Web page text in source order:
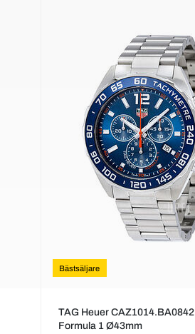
Bästsäljare
TAG Heuer CAZ1014.BA0842
Formula 1 Ø43mm